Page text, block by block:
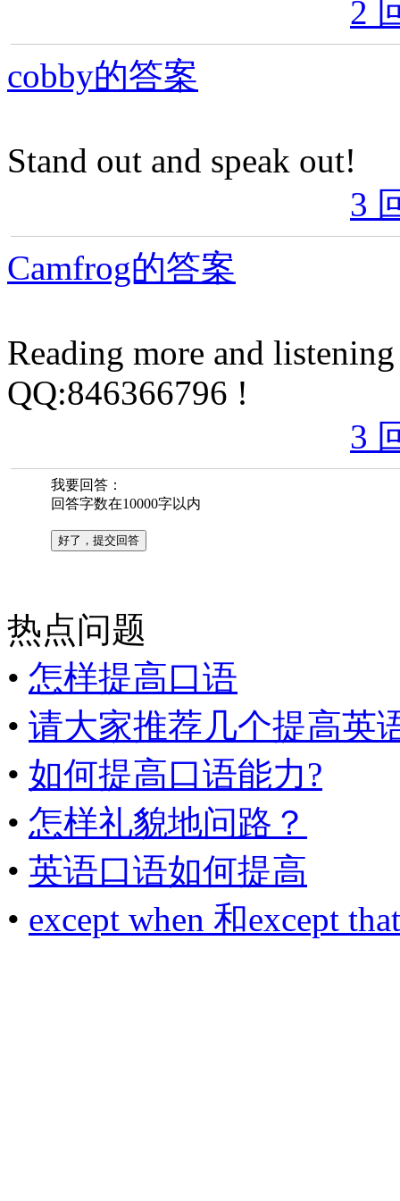
2
cobby的答案
Stand out and speak out!
3
Camfrog的答案
Reading more and
QQ:846366796 !
3
我要回答：
回答字数在10000字以内
热点问题
• 怎样提高口语
• 请大家推荐几个提高英
• 如何提高口语能力?
• 怎样礼貌地问路？
• 英语口语如何提高
• except when 和except